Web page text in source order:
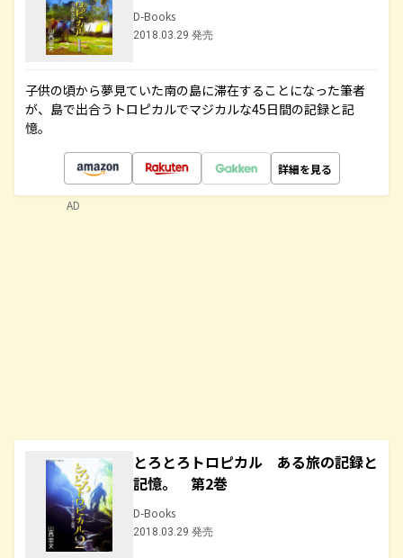
D-Books
2018.03.29 発売
子供の頃から夢見ていた南の島に滞在することになった筆者
が、島で出合うトロピカルでマジカルな45日間の記録と記
憶。
詳細を見る
とろとろトロピカル ある旅の記録と
記憶。 第2巻
D-Books
2018.03.29 発売
AD